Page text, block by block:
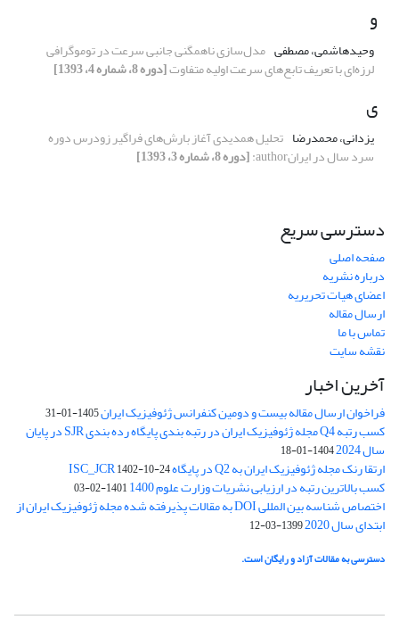
و
وحیدهاشمی، مصطفی مدل‌سازی ناهمگنی جانبی سرعت در توموگرافی
لرزه‌ای با تعریف تابع‌های سرعت اولیه متفاوت[دوره 8، شماره 4، 1393]
ی
یزدانی، محمدرضا تحلیل همدیدی آغاز بارش‌های فراگیر زودرس دوره
سرد سال در ایرانauthor: [دوره 8، شماره 3، 1393]
دسترسی سریع
صفحه اصلی
درباره نشریه
اعضای هیات تحریریه
ارسال مقاله
تماس با ما
نقشه سایت
آخرین اخبار
فراخوان ارسال مقاله بیست و دومین کنفرانس ژئوفیزیک ایران1405-01-31
کسب رتبه Q4 مجله ژئوفیزیک ایران در رتبه بندی پایگاه رده بندی SJR در پایان
سال 2024 1404-01-18
ارتقا رنک مجله ژئوفیزیک ایران به Q2 در پایگاه ISC_JCR 1402-10-24
کسب بالاترین رتبه در ارزیابی نشریات وزارت علوم 1400 1401-02-03
اختصاص شناسه بین المللی DOI به مقالات پذیرفته شده مجله ژئوفیزیک ایران از
ابتدای سال 2020 1399-03-12
دسترسی به مقالات آزاد و رایگان است.